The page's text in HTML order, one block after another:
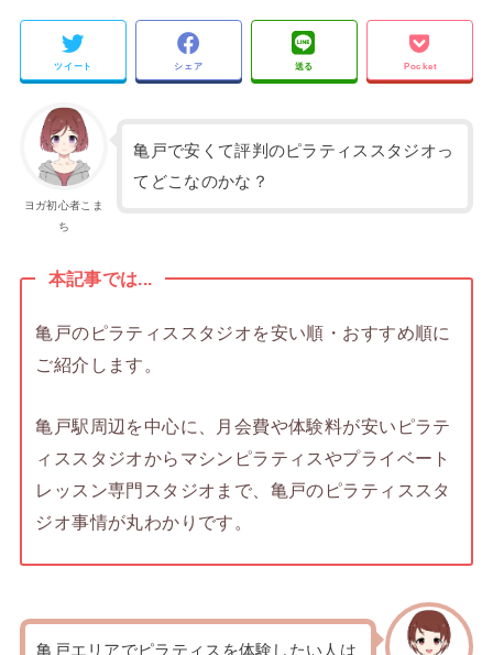
ツイート シェア 送る Pocket
ヨガ初心者こま
ち
亀戸で安くて評判のピラティススタジオっ
てどこなのかな？
本記事では...
亀戸のピラティススタジオを安い順・おすすめ順に
ご紹介します。
亀戸駅周辺を中心に、月会費や体験料が安いピラテ
ィススタジオからマシンピラティスやプライベート
レッスン専門スタジオまで、亀戸のピラティススタ
ジオ事情が丸わかりです。
亀戸エリアでピラティスを体験したい人は